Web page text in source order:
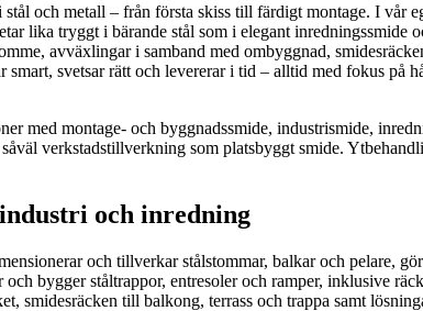
och metall – från första skiss till färdigt montage. I
lika tryggt i bärande stål som i elegant
avväxlingar i samband med ombyggnad,
svetsar rätt och levererar i tid – alltid med fokus på
med montage- och byggnadssmide, industrismide,
verkstadstillverkning som platsbyggt smide.
och inredning
och tillverkar stålstommar, balkar och pelare,
bygger ståltrappor, entresoler och ramper, inklusive
smidesräcken till balkong, terrass och trappa samt